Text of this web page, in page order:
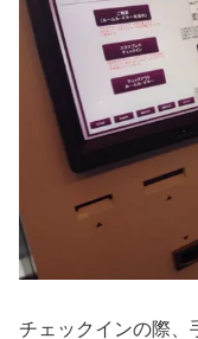
チェックインの際、